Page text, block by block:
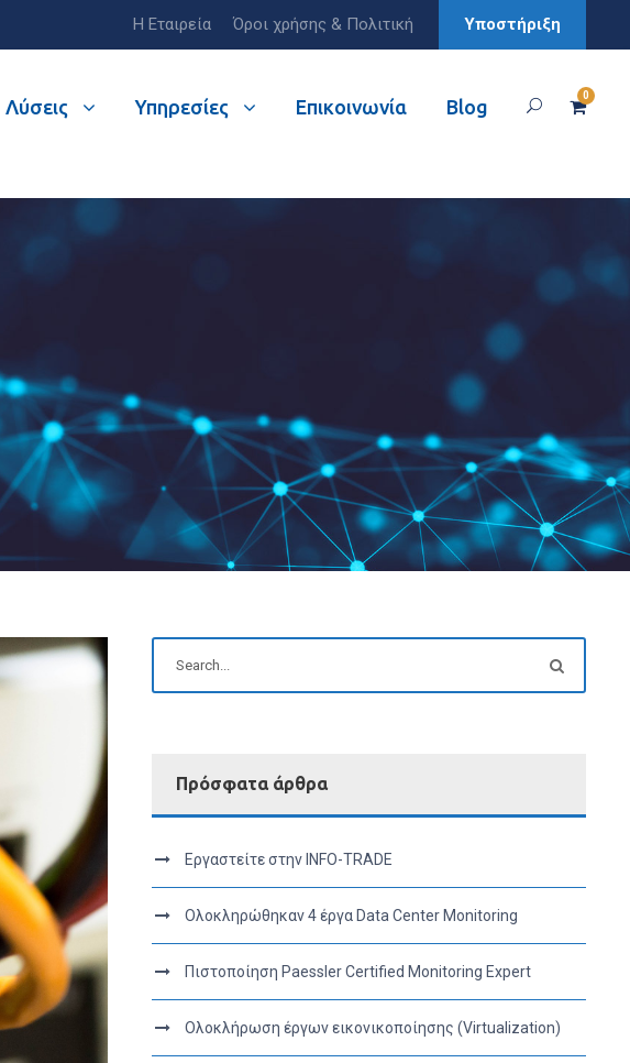
Η Εταιρεία Όροι χρήσης & Πολιτική Υποστήριξη
Λύσεις Υπηρεσίες Επικοινωνία Blog
0
Πρόσφατα άρθρα
Εργαστείτε στην INFO-TRADE
Ολοκληρώθηκαν 4 έργα Data Center Monitoring
Πιστοποίηση Paessler Certified Monitoring Expert
Ολοκλήρωση έργων εικονικοποίησης (Virtualization)